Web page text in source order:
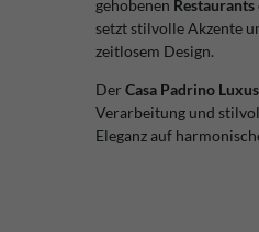
gehobenen Restaurants
setzt stilvolle Akzente
zeitlosem Design.
Der Casa Padrino
Verarbeitung und
Eleganz auf